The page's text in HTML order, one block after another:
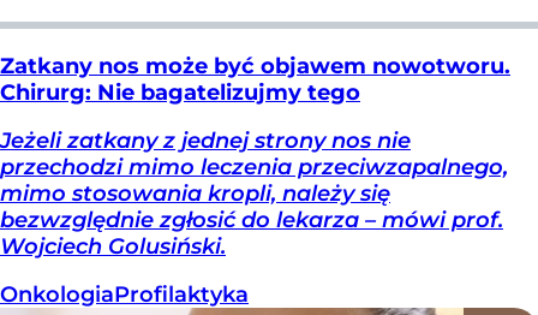
Zatkany nos może być objawem nowotworu.
Chirurg: Nie bagatelizujmy tego
Jeżeli zatkany z jednej strony nos nie
przechodzi mimo leczenia przeciwzapalnego,
mimo stosowania kropli, należy się
bezwzględnie zgłosić do lekarza – mówi prof.
Wojciech Golusiński.
OnkologiaProfilaktyka